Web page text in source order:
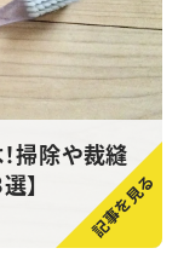
掃除や裁縫
】